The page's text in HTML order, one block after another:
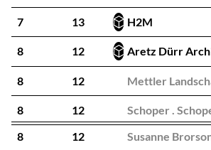
7 13 H2M
8 12 Aretz Dürr
8 12 Mettler
8 12
Schoper .
8
12 Susanne